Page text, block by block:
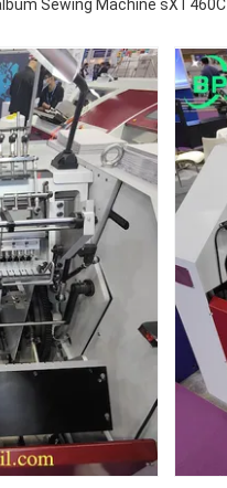
Sewing Machine sXT460C